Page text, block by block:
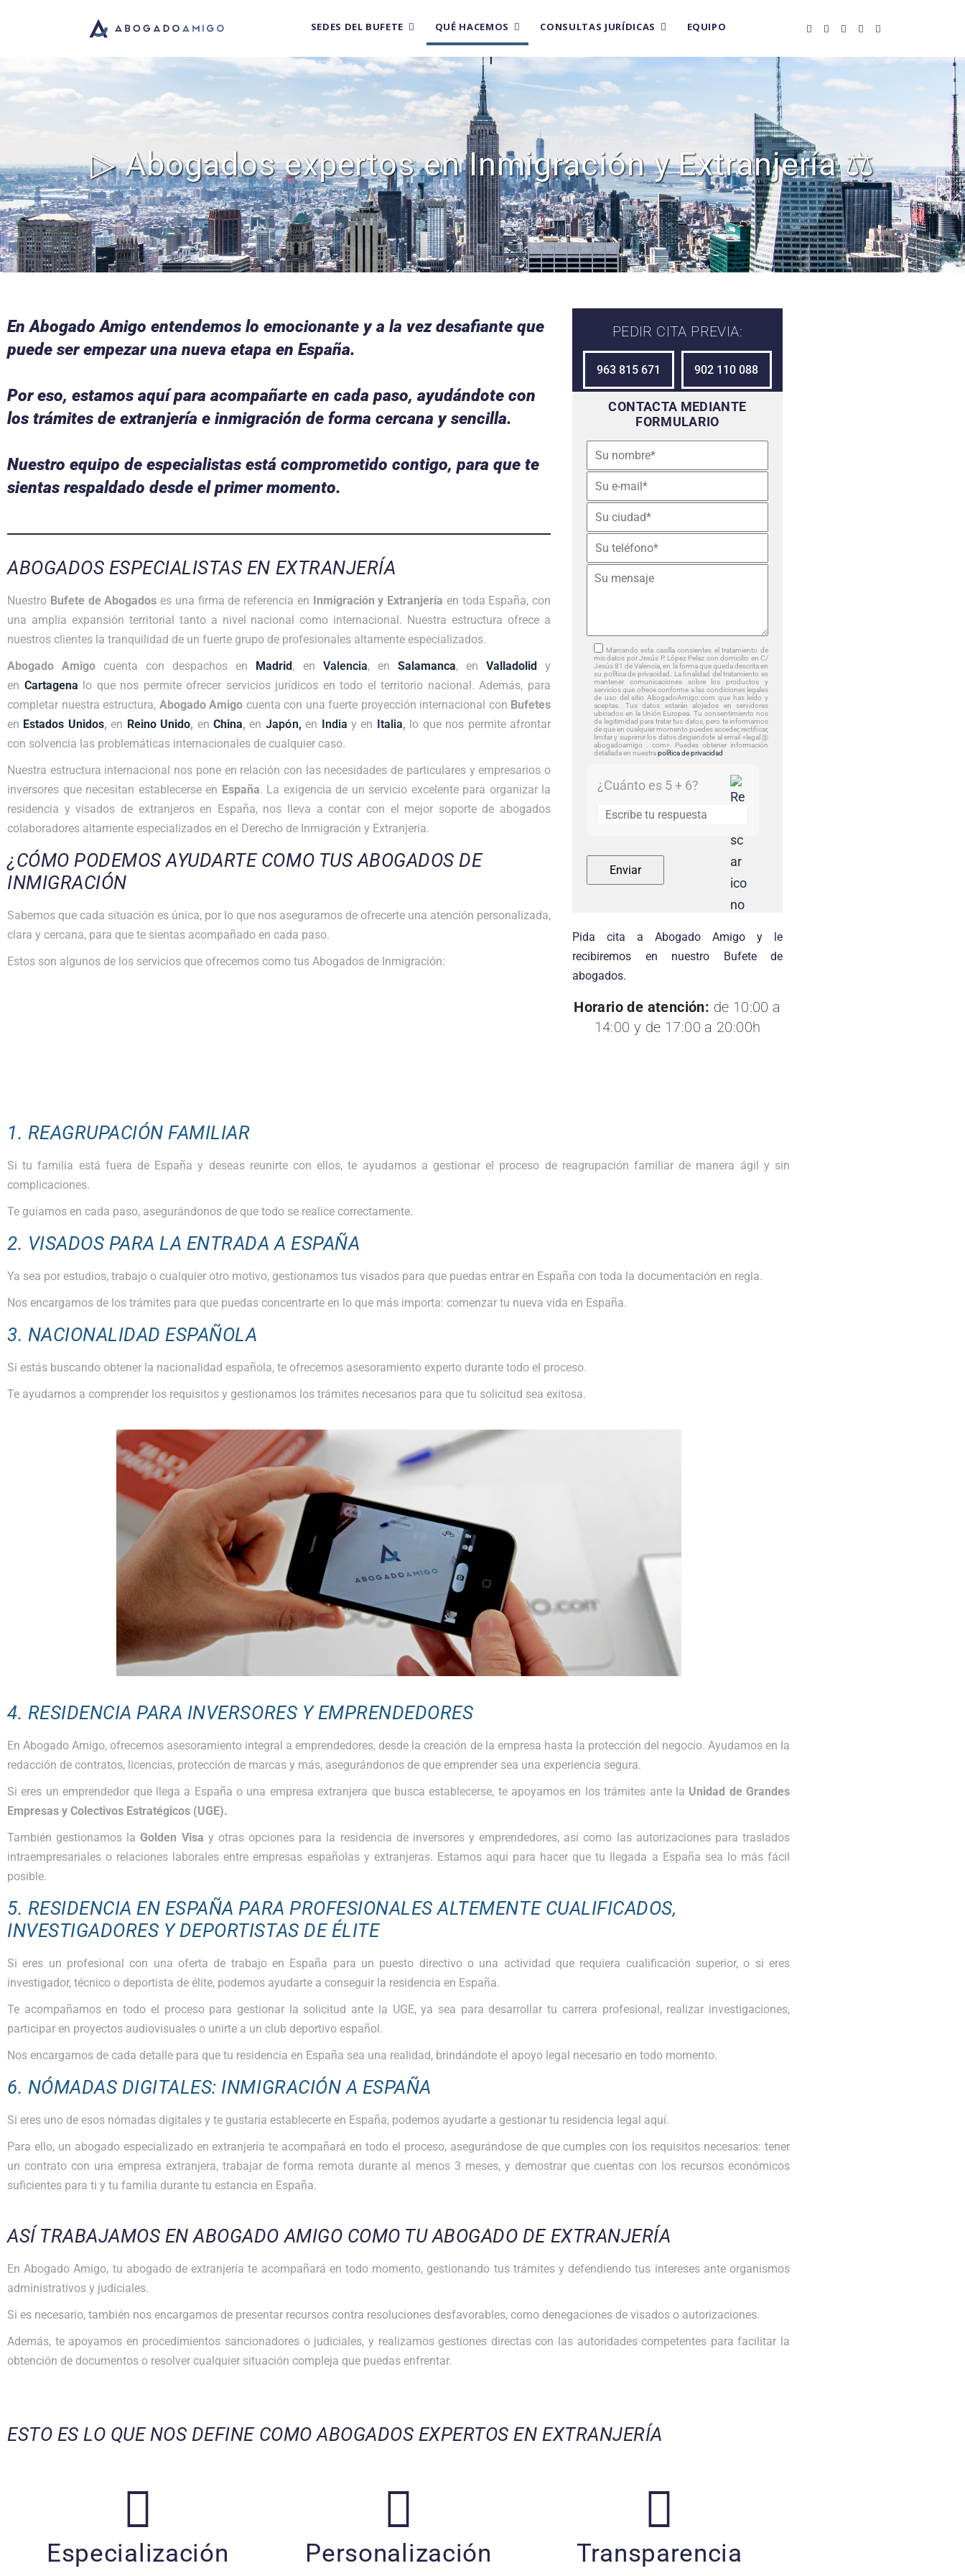
SEDES DEL BUFETE QUÉ HACEMOS CONSULTAS JURÍDICAS EQUIPO
▷ Abogados expertos en Inmigración y Extranjería ⚖️
En Abogado Amigo entendemos lo emocionante y a la vez desafiante que
puede ser empezar una nueva etapa en España.
Por eso, estamos aquí para acompañarte en cada paso, ayudándote con
los trámites de extranjería e inmigración de forma cercana y sencilla.
Nuestro equipo de especialistas está comprometido contigo, para que te
sientas respaldado desde el primer momento.
ABOGADOS ESPECIALISTAS EN EXTRANJERÍA
Nuestro Bufete de Abogados es una firma de referencia en Inmigración y Extranjería en toda España, con
una amplia expansión territorial tanto a nivel nacional como internacional. Nuestra estructura ofrece a
nuestros clientes la tranquilidad de un fuerte grupo de profesionales altamente especializados.
Abogado Amigo cuenta con despachos en Madrid, en Valencia, en Salamanca, en Valladolidy
en Cartagena lo que nos permite ofrecer servicios jurídicos en todo el territorio nacional. Además, para
completar nuestra estructura, Abogado Amigo cuenta con una fuerte proyección internacional con Bufetes
en Estados Unidos,en Reino Unido, en China,en Japón,en India y en Italia, lo que nos permite afrontar
con solvencia las problemáticas internacionales de cualquier caso.
Nuestra estructura internacional nos pone en relación con las necesidades de particulares y empresarios o
inversores que necesitan establecerse en España. La exigencia de un servicio excelente para organizar la
residencia y visados de extranjeros en España, nos lleva a contar con el mejor soporte de abogados
colaboradores altamente especializados en el Derecho de Inmigración y Extranjería.
¿CÓMO PODEMOS AYUDARTE COMO TUS ABOGADOS DE
INMIGRACIÓN
Sabemos que cada situación es única, por lo que nos aseguramos de ofrecerte una atención personalizada,
clara y cercana, para que te sientas acompañado en cada paso.
Estos son algunos de los servicios que ofrecemos como tus Abogados de Inmigración:
PEDIR CITA PREVIA:
963 815 671 902 110 088
CONTACTA MEDIANTE
FORMULARIO
Marcando esta casilla consientes el tratamiento de
mis datos por Jesús P. López Pelaz con domicilio en C/
Jesús 81 de Valencia, en la forma que queda descrita en
su política de privacidad. La finalidad del tratamiento es
mantener comunicaciones sobre los productos y
servicios que ofrece conforme a las condiciones legales
de uso del sitio AbogadoAmigo.com que has leído y
aceptas. Tus datos estarán alojados en servidores
ubicados en la Unión Europea. Tu consentimiento nos
da legitimidad para tratar tus datos, pero te informamos
de que en cualquier momento puedes acceder, rectificar,
limitar y suprimir los datos dirigiendote al email «legal @
abogadoamigo . com». Puedes obtener información
detallada en nuestrapolítica de privacidad
¿Cuánto es 5 + 6?
Pida cita a Abogado Amigo y le
recibiremos en nuestro Bufete de
abogados.
Horario de atención: de 10:00 a
14:00 y de 17:00 a 20:00h
1. REAGRUPACIÓN FAMILIAR
Si tu familia está fuera de España y deseas reunirte con ellos, te ayudamos a gestionar el proceso de reagrupación familiar de manera ágil y sin
complicaciones.
Te guiamos en cada paso, asegurándonos de que todo se realice correctamente.
2. VISADOS PARA LA ENTRADA A ESPAÑA
Ya sea por estudios, trabajo o cualquier otro motivo, gestionamos tus visados para que puedas entrar en España con toda la documentación en regla.
Nos encargamos de los trámites para que puedas concentrarte en lo que más importa: comenzar tu nueva vida en España.
3. NACIONALIDAD ESPAÑOLA
Si estás buscando obtener la nacionalidad española, te ofrecemos asesoramiento experto durante todo el proceso.
Te ayudamos a comprender los requisitos y gestionamos los trámites necesarios para que tu solicitud sea exitosa.
4. RESIDENCIA PARA INVERSORES Y EMPRENDEDORES
En Abogado Amigo, ofrecemos asesoramiento integral a emprendedores, desde la creación de la empresa hasta la protección del negocio. Ayudamos en la
redacción de contratos, licencias, protección de marcas y más, asegurándonos de que emprender sea una experiencia segura.
Si eres un emprendedor que llega a España o una empresa extranjera que busca establecerse, te apoyamos en los trámites ante la Unidad de Grandes
Empresas y Colectivos Estratégicos (UGE).
También gestionamos laGolden Visa y otras opciones para la residencia de inversores y emprendedores, así como las autorizaciones para traslados
intraempresariales o relaciones laborales entre empresas españolas y extranjeras. Estamos aquí para hacer que tu llegada a España sea lo más fácil
posible.
5. RESIDENCIA EN ESPAÑA PARA PROFESIONALES ALTEMENTE CUALIFICADOS,
INVESTIGADORES Y DEPORTISTAS DE ÉLITE
Si eres un profesional con una oferta de trabajo en España para un puesto directivo o una actividad que requiera cualificación superior, o si eres
investigador, técnico o deportista de élite, podemos ayudarte a conseguir la residencia en España.
Te acompañamos en todo el proceso para gestionar la solicitud ante la UGE, ya sea para desarrollar tu carrera profesional, realizar investigaciones,
participar en proyectos audiovisuales o unirte a un club deportivo español.
Nos encargamos de cada detalle para que tu residencia en España sea una realidad, brindándote el apoyo legal necesario en todo momento.
6. NÓMADAS DIGITALES: INMIGRACIÓN A ESPAÑA
Si eres uno de esos nómadas digitales y te gustaría establecerte en España, podemos ayudarte a gestionar tu residencia legal aquí.
Para ello, un abogado especializado en extranjería te acompañará en todo el proceso, asegurándose de que cumples con los requisitos necesarios: tener
un contrato con una empresa extranjera, trabajar de forma remota durante al menos 3 meses, y demostrar que cuentas con los recursos económicos
suficientes para ti y tu familia durante tu estancia en España.
ASÍ TRABAJAMOS EN ABOGADO AMIGO COMO TU ABOGADO DE EXTRANJERÍA
En Abogado Amigo, tu abogado de extranjería te acompañará en todo momento, gestionando tus trámites y defendiendo tus intereses ante organismos
administrativos y judiciales.
Si es necesario, también nos encargamos de presentar recursos contra resoluciones desfavorables, como denegaciones de visados o autorizaciones.
Además, te apoyamos en procedimientos sancionadores o judiciales, y realizamos gestiones directas con las autoridades competentes para facilitar la
obtención de documentos o resolver cualquier situación compleja que puedas enfrentar.
ESTO ES LO QUE NOS DEFINE COMO ABOGADOS EXPERTOS EN EXTRANJERÍA
Especialización Personalización Transparencia